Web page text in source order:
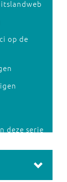
op de
deze serie